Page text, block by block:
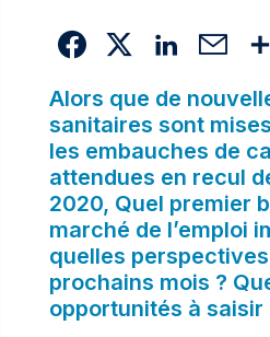
Alors que de
sanitaires sont
les embauches de
attendues en recul
2020, Quel premier
marché de l’emploi
quelles
prochains mois ?
opportunités à saisir